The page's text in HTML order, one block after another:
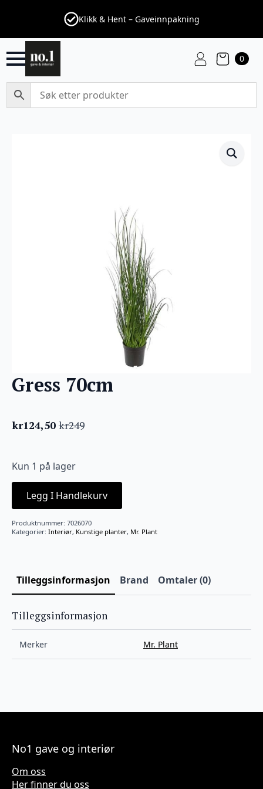
Klikk & Hent – Gaveinnpakning
0
Gress 70cm
kr249
Opprinnelig
kr249.
kr124,50
Nåværende
kr124,50.
Kun 1 på lager
Legg I Handlekurv
Produktnummer: 7026070
Kategorier: Interiør, Kunstige planter, Mr. Plant
Tilleggsinformasjon Brand Omtaler (0)
Tilleggsinformasjon
Merker Mr. Plant
No1 gave og interiør
Om oss
Her finner du oss